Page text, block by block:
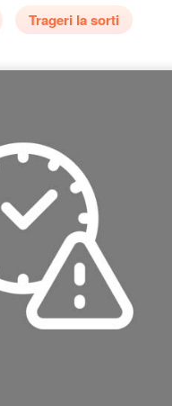
Trageri la sorti